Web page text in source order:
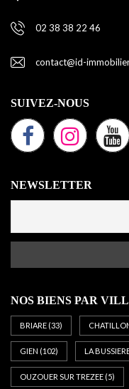
02 38 38 22 46
contact@id-
SUIVEZ-NOUS
NEWSLETTER
NOS BIENS PAR
BRIARE (33)
GIEN (102) LA
OUZOUER SUR TREZEE (5)